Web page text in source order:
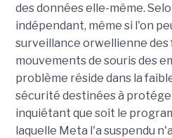
des données elle-même.
indépendant, même si l'on
surveillance orwellienne
mouvements de souris des
problème réside dans la
sécurité destinées à
inquiétant que soit le
laquelle Meta l'a suspendu